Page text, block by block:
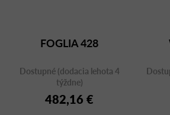
FOGLIA 428
Dostupné (dodacia lehota 4
týždne)
482,16 €